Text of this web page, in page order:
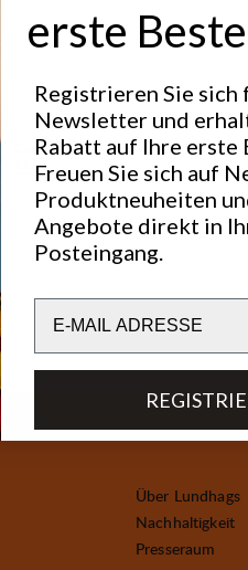
Core Tote Bag 20 L
Preis:
55 €
Über Lundhags
Nachhaltigkeit
Presseraum
erste
Registrieren Sie sich
Newsletter und
Rabatt auf Ihre erste
Freuen Sie sich auf
Produktneuheiten
Angebote direkt in
Posteingang.